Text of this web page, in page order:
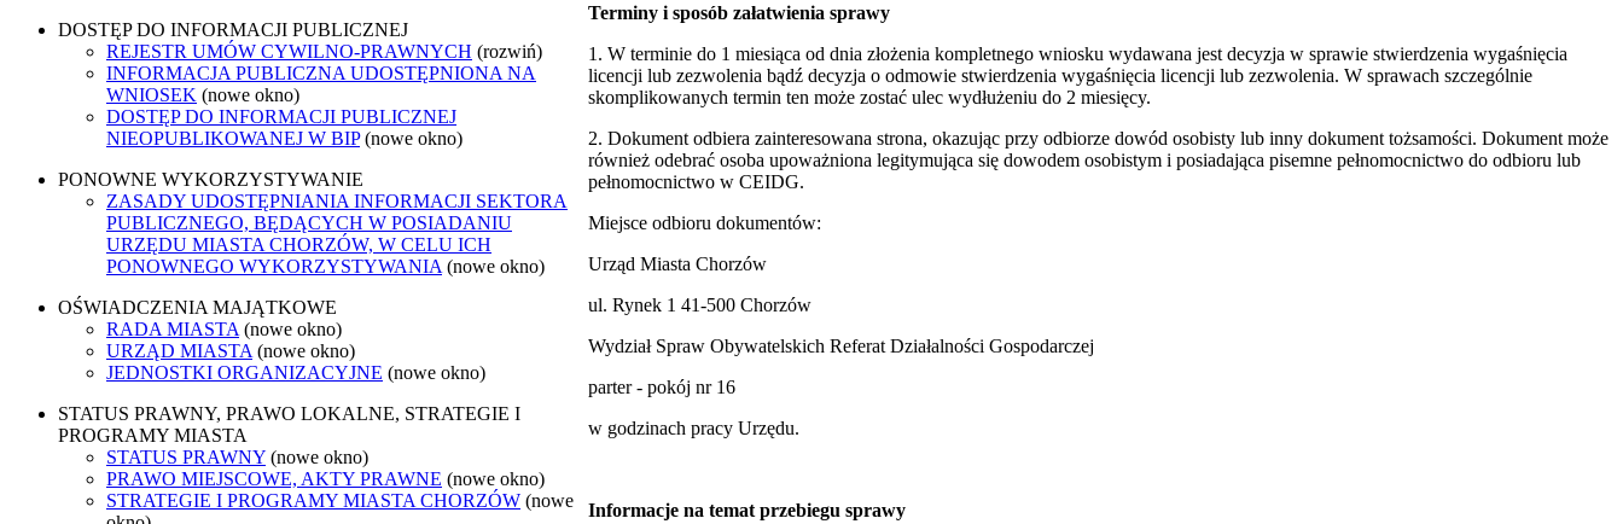
DOSTĘP DO INFORMACJI PUBLICZNEJ
REJESTR UMÓW CYWILNO-PRAWNYCH (rozwiń)
INFORMACJA PUBLICZNA UDOSTĘPNIONA NA
WNIOSEK (nowe okno)
DOSTĘP DO INFORMACJI PUBLICZNEJ
NIEOPUBLIKOWANEJ W BIP (nowe okno)
PONOWNE WYKORZYSTYWANIE
ZASADY UDOSTĘPNIANIA INFORMACJI SEKTORA
PUBLICZNEGO, BĘDĄCYCH W POSIADANIU
URZĘDU MIASTA CHORZÓW, W CELU ICH
PONOWNEGO WYKORZYSTYWANIA (nowe okno)
OŚWIADCZENIA MAJĄTKOWE
RADA MIASTA (nowe okno)
URZĄD MIASTA (nowe okno)
JEDNOSTKI ORGANIZACYJNE (nowe okno)
STATUS PRAWNY, PRAWO LOKALNE, STRATEGIE I
PROGRAMY MIASTA
STATUS PRAWNY (nowe okno)
PRAWO MIEJSCOWE, AKTY PRAWNE (nowe okno)
STRATEGIE I PROGRAMY MIASTA CHORZÓW (nowe
Terminy i sposób załatwienia sprawy
1. W terminie do 1 miesiąca od dnia złożenia kompletnego wniosku wydawana jest decyzja w sprawie stwierdzenia wygaśnięcia
licencji lub zezwolenia bądź decyzja o odmowie stwierdzenia wygaśnięcia licencji lub zezwolenia. W sprawach szczególnie
skomplikowanych termin ten może zostać ulec wydłużeniu do 2 miesięcy.
2. Dokument odbiera zainteresowana strona, okazując przy odbiorze dowód osobisty lub inny dokument tożsamości. Dokument może
również odebrać osoba upoważniona legitymująca się dowodem osobistym i posiadająca pisemne pełnomocnictwo do odbioru lub
pełnomocnictwo w CEIDG.
Miejsce odbioru dokumentów:
Urząd Miasta Chorzów
ul. Rynek 1 41-500 Chorzów
Wydział Spraw Obywatelskich Referat Działalności Gospodarczej
parter - pokój nr 16
w godzinach pracy Urzędu.
Informacje na temat przebiegu sprawy